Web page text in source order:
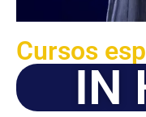
Cursos
IN